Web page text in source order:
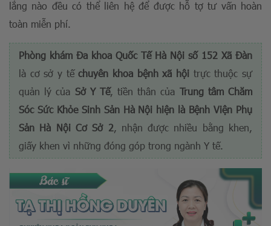
lắng nào đều có thể liên hệ để được hỗ tợ tư vấn hoàn
toàn miễn phí.
Phòng khám Đa khoa Quốc Tế Hà Nội số 152 Xã Đàn
là cơ sở y tếchuyên khoa bệnh xã hội trực thuộc sự
quản lý của Sở Y Tế, tiền thân của Trung tâm Chăm
Sóc Sức Khỏe Sinh Sản Hà Nội hiện là Bệnh Viện Phụ
Sản Hà Nội Cơ Sở 2, nhận được nhiều bằng khen,
giấy khen vì những đóng góp trong ngành Y tế.